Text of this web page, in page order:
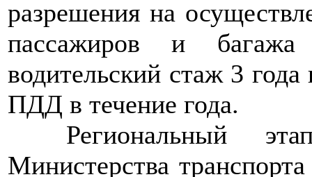
разрешения на
пассажиров и
водительский стаж 3
ПДД в течение года.
Региональный
Министерства